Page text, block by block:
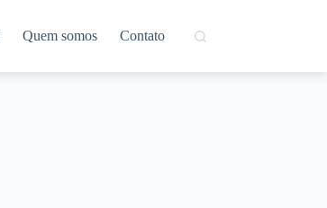
Quem somos Contato